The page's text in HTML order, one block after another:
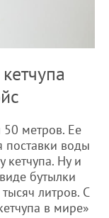
метров. Ее
поставки воды
кетчупа. Ну и
бутылки
литров. С
в мире»